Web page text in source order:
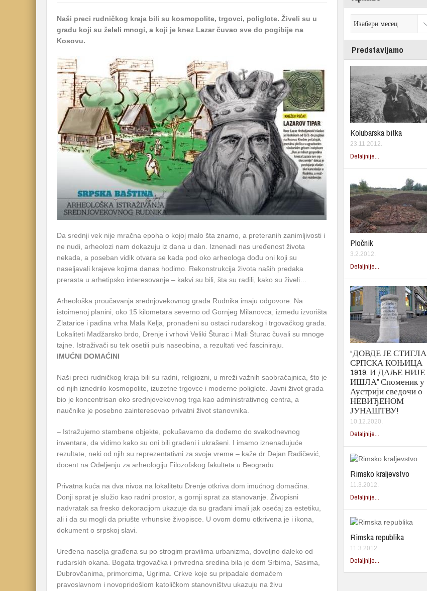
Naši preci rudničkog kraja bili su kosmopolite, trgovci, poliglote. Živeli su u
gradu koji su želeli mnogi, a koji je knez Lazar čuvao sve do pogibije na
Kosovu.
Da srednji vek nije mračna epoha o kojoj malo šta znamo, a preteranih zanimljivosti i
ne nudi, arheolozi nam dokazuju iz dana u dan. Iznenadi nas uređenost života
nekada, a poseban vidik otvara se kada pod oko arheologa dođu oni koji su
naseljavali krajeve kojima danas hodimo. Rekonstrukcija života naših predaka
prerasta u arhetipsko interesovanje – kakvi su bili, šta su radili, kako su živeli…
Arheološka proučavanja srednjovekovnog grada Rudnika imaju odgovore. Na
istoimenoj planini, oko 15 kilometara severno od Gornjeg Milanovca, između izvorišta
Zlatarice i padina vrha Mala Kelja, pronađeni su ostaci rudarskog i trgovačkog grada.
Lokaliteti Madžarsko brdo, Drenje i vrhovi Veliki Šturac i Mali Šturac čuvali su mnoge
tajne. Istraživači su tek osetili puls naseobina, a rezultati već fasciniraju.
IMUĆNI DOMAĆINI
Naši preci rudničkog kraja bili su radni, religiozni, u mreži važnih saobraćajnica, što je
od njih iznedrilo kosmopolite, izuzetne trgovce i moderne poliglote. Javni život grada
bio je koncentrisan oko srednjovekovnog trga kao administrativnog centra, a
naučnike je posebno zainteresovao privatni život stanovnika.
– Istražujemo stambene objekte, pokušavamo da dođemo do svakodnevnog
inventara, da vidimo kako su oni bili građeni i ukrašeni. I imamo iznenađujuće
rezultate, neki od njih su reprezentativni za svoje vreme – kaže dr Dejan Radičević,
docent na Odeljenju za arheologiju Filozofskog fakulteta u Beogradu.
Privatna kuća na dva nivoa na lokalitetu Drenje otkriva dom imućnog domaćina.
Donji sprat je služio kao radni prostor, a gornji sprat za stanovanje. Živopisni
nadvratak sa fresko dekoracijom ukazuje da su građani imali jak osećaj za estetiku,
ali i da su mogli da priušte vrhunske živopisce. U ovom domu otkrivena je i ikona,
dokument o srpskoj slavi.
Uređena naselja građena su po strogim pravilima urbanizma, dovoljno daleko od
rudarskih okana. Bogata trgovačka i privredna sredina bila je dom Srbima, Sasima,
Dubrovčanima, primorcima, Ugrima. Crkve koje su pripadale domaćem
pravoslavnom i novopridošlom katoličkom stanovništvu ukazuju na živu
Predstavljamo
Kolubarska bitka
23.11.2012.
Detaljnije...
Pločnik
3.2.2012.
Detaljnije...
“ДОВДЕ ЈЕ СТИГЛА
СРПСКА КОЊИЦА
1919. И ДАЉЕ НИЈЕ
ИШЛА” Споменик у
Аустрији сведочи о
НЕВИЂЕНОМ
ЈУНАШТВУ!
10.12.2020.
Detaljnije...
Rimsko kraljevstvo
11.3.2012.
Detaljnije...
Rimska republika
11.3.2012.
Detaljnije...